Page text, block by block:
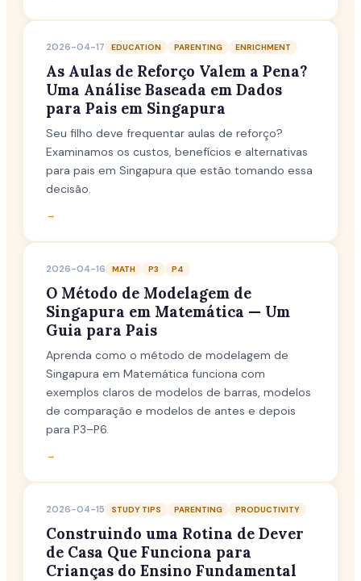
2026-04-17 EDUCATION PARENTING ENRICHMENT
As Aulas de Reforço Valem a Pena?
Uma Análise Baseada em Dados
para Pais em Singapura
Seu filho deve frequentar aulas de reforço?
Examinamos os custos, benefícios e alternativas
para pais em Singapura que estão tomando essa
decisão.
→
2026-04-16 MATH P3 P4
O Método de Modelagem de
Singapura em Matemática — Um
Guia para Pais
Aprenda como o método de modelagem de
Singapura em Matemática funciona com
exemplos claros de modelos de barras, modelos
de comparação e modelos de antes e depois
para P3–P6.
→
2026-04-15 STUDY TIPS PARENTING PRODUCTIVITY
Construindo uma Rotina de Dever
de Casa Que Funciona para
Crianças do Ensino Fundamental